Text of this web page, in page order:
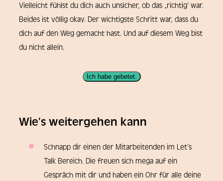
Vielleicht fühlst du dich auch unsicher, ob das ‚richtig‘ war.
Beides ist völlig okay. Der wichtigste Schritt war, dass du
dich auf den Weg gemacht hast. Und auf diesem Weg bist
du nicht allein.
Ich habe gebetet.
Wie’s weitergehen kann
Schnapp dir einen der Mitarbeitenden im Let’s
Talk Bereich. Die freuen sich mega auf ein
Gespräch mit dir und haben ein Ohr für alle deine